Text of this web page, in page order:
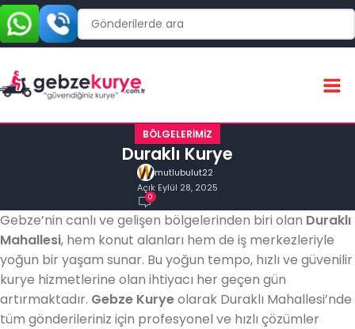
BÖLGELERIMIZ
Duraklı Kurye
mutlubulut22
Açık Eylül 28, 2025
0
Gebze’nin canlı ve gelişen bölgelerinden biri olan Duraklı
Mahallesi, hem konut alanları hem de iş merkezleriyle
yoğun bir yaşam sunar. Bu yoğun tempo, hızlı ve güvenilir
kurye hizmetlerine olan ihtiyacı her geçen gün
artırmaktadır. Gebze Kuryeolarak Duraklı Mahallesi’nde
tüm gönderileriniz için profesyonel ve hızlı çözümler